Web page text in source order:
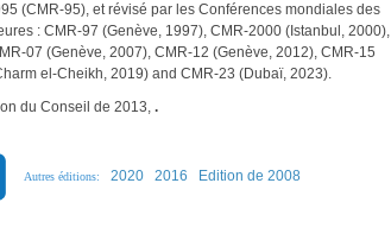
(CMR-95), et révisé par les Conférences mondiales des
: CMR-97 (Genève, 1997), CMR-2000 (Istanbul, 2000),
07 (Genève, 2007), CMR-12 (Genève, 2012), CMR-15
el-Cheikh, 2019) and CMR-23 (Dubaï, 2023).
du Conseil de 2013, .
Autres éditions: 2020 2016 Edition de 2008